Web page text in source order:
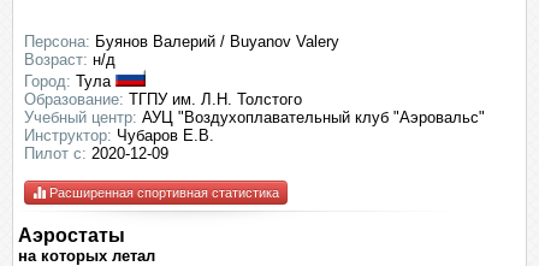
Персона: Буянов Валерий / Buyanov Valery
Возраст: н/д
Город: Тула
Образование: ТГПУ им. Л.Н. Толстого
Учебный центр: АУЦ "Воздухоплавательный клуб "Аэровальс"
Инструктор: Чубаров Е.В.
Пилот с: 2020-12-09
Расширенная спортивная статистика
Аэростаты
на которых летал